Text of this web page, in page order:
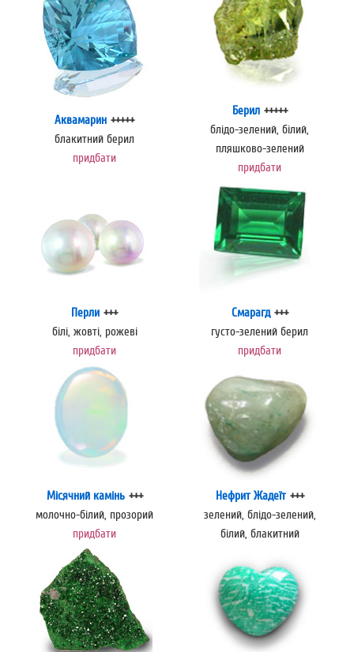
Аквамарин +++++
блакитний берил
придбати
Берил +++++
блідо-зелений, білий,
пляшково-зелений
придбати
Перли +++
білі, жовті, рожеві
придбати
Смарагд +++
густо-зелений берил
придбати
Місячний камінь +++
молочно-білий, прозорий
придбати
Нефрит Жадеїт +++
зелений, блідо-зелений,
білий, блакитний